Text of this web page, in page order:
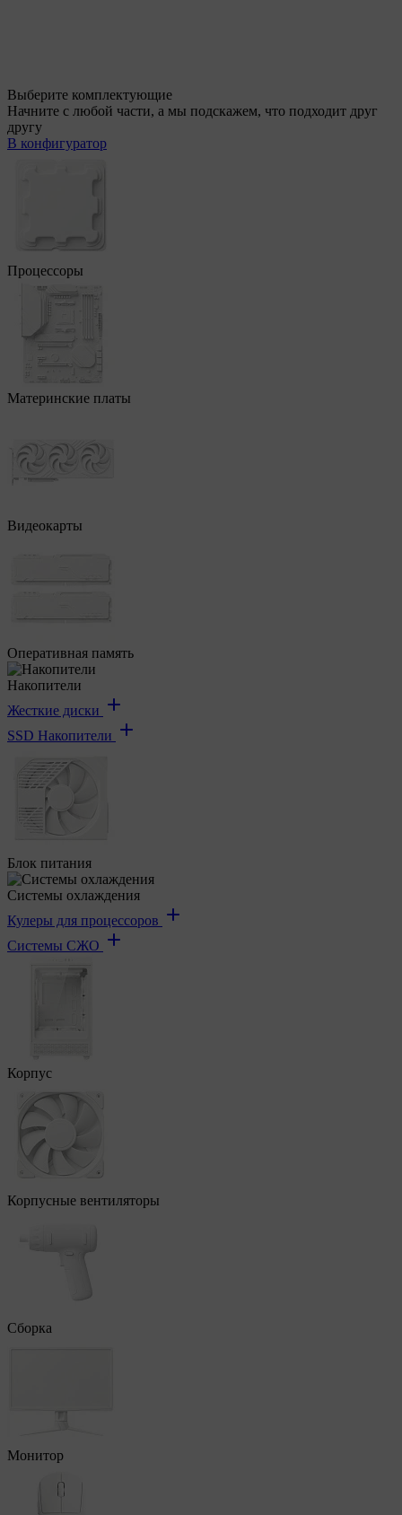
Выберите комплектующие
Начните с любой части, а мы подскажем, что подходит друг
другу
В конфигуратор
Процессоры
Материнские платы
Видеокарты
Оперативная память
Накопители
Жесткие диски
SSD Накопители
Блок питания
Системы охлаждения
Кулеры для процессоров
Системы СЖО
Корпус
Корпусные вентиляторы
Сборка
Монитор